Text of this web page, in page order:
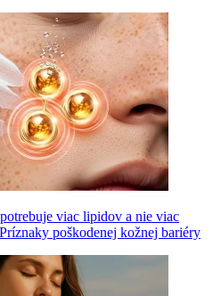
viac lipidov a nie viac
poškodenej kožnej bariéry